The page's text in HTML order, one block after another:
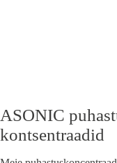
ASONIC
kontsentraadid